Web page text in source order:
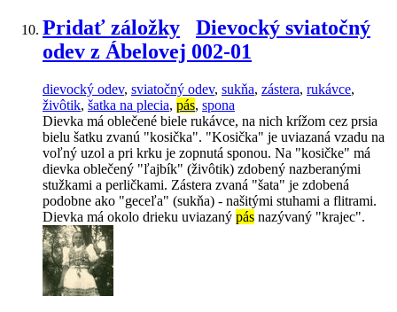
Pridať záložky
Dievocký sviatočný
odev z Ábelovej 002-01
dievocký odev, sviatočný odev, sukňa, zástera, rukávce,
živôtik, šatka na plecia, pás, spona
Dievka má oblečené biele rukávce, na nich krížom cez prsia
bielu šatku zvanú "kosička". "Kosička" je uviazaná vzadu na
voľný uzol a pri krku je zopnutá sponou. Na "kosičke" má
dievka oblečený "ľajbík" (živôtik) zdobený nazberanými
stužkami a perličkami. Zástera zvaná "šata" je zdobená
podobne ako "geceľa" (sukňa) - našitými stuhami a flitrami.
Dievka má okolo drieku uviazaný pás nazývaný "krajec".